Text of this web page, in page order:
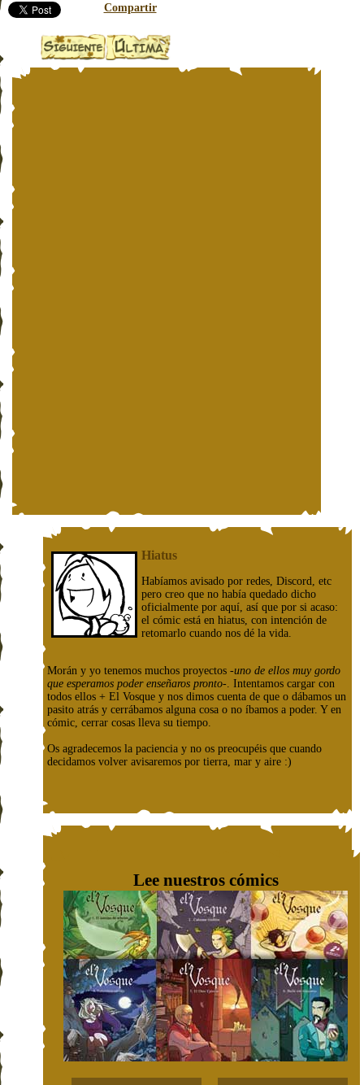
Compartir
Hiatus
Habíamos avisado por redes, Discord, etc
pero creo que no había quedado dicho
oficialmente por aquí, así que por si acaso:
el cómic está en hiatus, con intención de
retomarlo cuando nos dé la vida.
Morán y yo tenemos muchos proyectos -uno de ellos muy gordo
que esperamos poder enseñaros pronto- . Intentamos cargar con
todos ellos + El Vosque y nos dimos cuenta de que o dábamos un
pasito atrás y cerrábamos alguna cosa o no íbamos a poder. Y en
cómic, cerrar cosas lleva su tiempo.
Os agradecemos la paciencia y no os preocupéis que cuando
decidamos volver avisaremos por tierra, mar y aire :)
Lee nuestros cómics